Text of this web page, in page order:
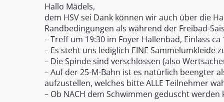
Hallo Mädels,
dem HSV sei Dank können wir auch über die
Randbedingungen als während der Freibad-
– Treff um 19:30 im Foyer Hallenbad, Einlass ca
– Es steht uns lediglich EINE Sammelumkleide
– Die Spinde sind verschlossen (also
– Auf der 25-M-Bahn ist es natürlich beengter
aufzustellen, welches bitte ALLE Teilnehmer
– Ob NACH dem Schwimmen geduscht